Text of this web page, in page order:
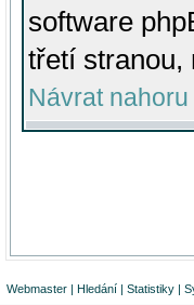
software
třetí stranou,
Návrat nahoru
Webmaster | Hledání | Statistiky |